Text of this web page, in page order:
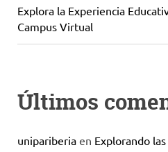
Explora la Experiencia
Campus Virtual
Últimos
unipariberia en Explorando